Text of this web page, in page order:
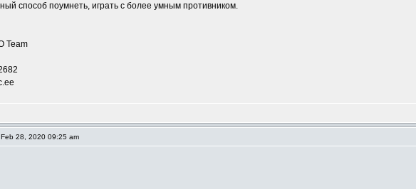
способ поумнеть, играть с более умным противником.
Team
Feb 28, 2020 09:25 am